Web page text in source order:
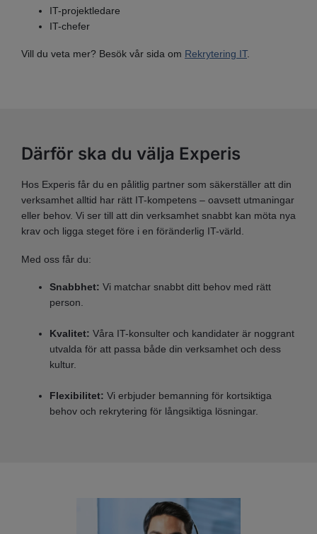
IT-projektledare
IT-chefer
Vill du veta mer? Besök vår sida om Rekrytering IT.
Därför ska du välja Experis
Hos Experis får du en pålitlig partner som säkerställer att din
verksamhet alltid har rätt IT-kompetens – oavsett utmaningar
eller behov. Vi ser till att din verksamhet snabbt kan möta nya
krav och ligga steget före i en föränderlig IT-värld.
Med oss får du:
Snabbhet: Vi matchar snabbt ditt behov med rätt
person.
Kvalitet: Våra IT-konsulter och kandidater är noggrant
utvalda för att passa både din verksamhet och dess
kultur.
Flexibilitet: Vi erbjuder bemanning för kortsiktiga
behov och rekrytering för långsiktiga lösningar.